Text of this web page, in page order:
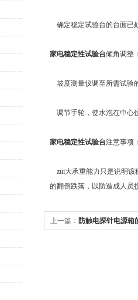
确定稳定试验台的台面已
家电稳定性试验台倾角调整
坡度测量仪调至所需试验
调节手轮，使水泡在中心
家电稳定性试验台注意事项
zui大承重能力只是说明该
的翻倒跌落，以防造成人员
上一篇： 防触电探针电源箱